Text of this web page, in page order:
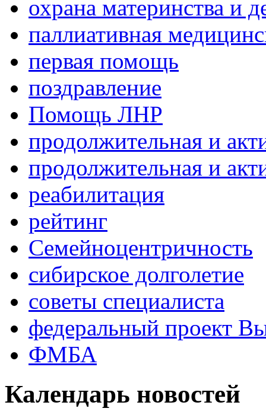
охрана материнства и
паллиативная
первая помощь
поздравление
Помощь ЛНР
продолжительная и
продолжительная и
реабилитация
рейтинг
Семейноцентричность
сибирское долголетие
советы специалиста
федеральный проект
ФМБА
Календарь новостей